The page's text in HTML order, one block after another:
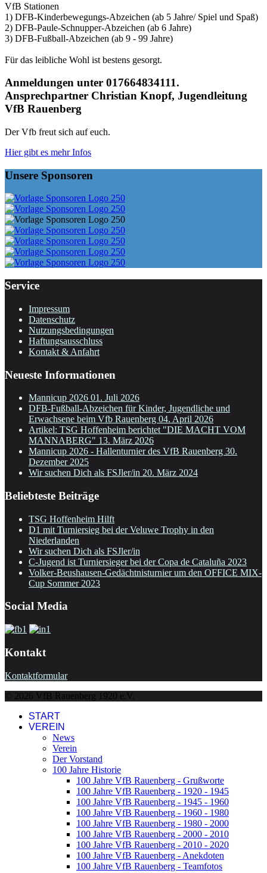
VfB Stationen
1) DFB-Kinderbewegungs-Abzeichen (ab 5 Jahre/ Spiel und Spaß)
2) DFB-Paule-Schnupper-Abzeichen (ab 6 Jahre)
3) DFB-Fußball-Abzeichen (ab 9 - 99 Jahre)
Für das leibliche Wohl ist bestens gesorgt.
Anmeldungen unter 017664834111.
Ansprechpartner Christian Knopf, Jugendleitung
VfB Rauenberg
Der Vfb freut sich auf euch.
Hier gibt es mehr Infos
Unsere Sponsoren
Service
Impressum
Datenschutz
Nutzungsbedingungen
Haftungsausschluss
Kontakt & Anfahrt
Neueste Informationen
Mannicup 2026 01. Juli 2026
DFB-Fußball-Abzeichen für Kinder, Jugendliche und
Erwachsene beim Vfb Rauenberg 04. April 2026
Artikel: TSG Hoffenheim berichtet "DIE MACHT VOM
MANNABERG" 13. März 2026
Mannicup 2026 - Hallenturnier des VfB Rauenberg 30.
Dezember 2025
Wir suchen Dich als FSJler/in 20. März 2024
Beliebteste Beiträge
TSG Hoffenheim Hilft
D1 mit Turniersieg bei der Veluwe Trophy in den
Niederlanden
Wir suchen Dich als FSJler/in
C-Jugend ist Turniersieger bei der Copa de Cataluña 2023
Volker-Beushausen-Gedächtnisturnier um den OFFICE MIX-
Cup Sommer 2023
Social Media
Kontakt
Kontaktformular
© 2026 VfB Rauenberg 1920 e.V.
START
VEREIN
News
Verein
Der Vorstand
100 Jahre Historie
100 Jahre VfB Rauenberg - Grußworte
100 Jahre VfB Rauenberg - 1920 - 1945
100 Jahre VfB Rauenberg - 1945 - 1960
100 Jahre VfB Rauenberg - 1960 - 1980
100 Jahre VfB Rauenberg - 1980 - 2000
100 Jahre VfB Rauenberg - 2000 - 2010
100 Jahre VfB Rauenberg - 2010 - 2020
100 Jahre VfB Rauenberg - Anekdoten
100 Jahre VfB Rauenberg - Teamfotos